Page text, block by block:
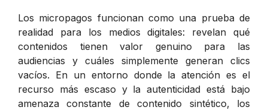
Los micropagos funcionan como una prueba de
realidad para los medios digitales: revelan qué
contenidos tienen valor genuino para las
audiencias y cuáles simplemente generan clics
vacíos. En un entorno donde la atención es el
recurso más escaso y la autenticidad está bajo
amenaza constante de contenido sintético, los